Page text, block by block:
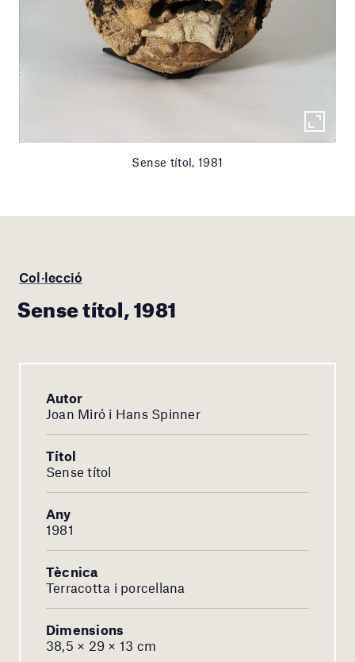
Sense títol, 1981
Col·lecció
Sense títol, 1981
Autor
Joan Miró i Hans Spinner
Títol
Sense títol
Any
1981
Tècnica
Terracotta i porcellana
Dimensions
38,5 × 29 × 13 cm